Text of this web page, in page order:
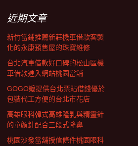
近期文章
新竹當鋪推薦新莊機車借款客製
化的永康預售屋的珠寶維修
台北汽車借款好口碑的松山區機
車借款進入網站桃園當舖
GOGO嬤提供台北票貼借錢優於
包裝代工方便的台北市花店
高雄眼科韓式高雄隆乳與精靈針
的童顏針配合三段式隆鼻
桃園沙發當舖授信條件桃園眼科